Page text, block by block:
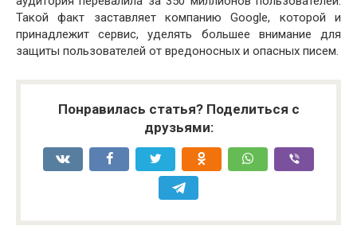
Такой факт заставляет компанию Google, которой и
принадлежит сервис, уделять большее внимание для
защиты пользователей от вредоносных и опасных писем.
Понравилась статья? Поделиться с
друзьями: